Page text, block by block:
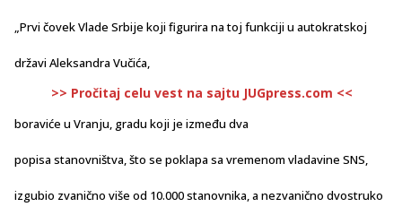
„Prvi čovek Vlade Srbije koji figurira na toj funkciji u autokratskoj
državi Aleksandra Vučića,
>> Pročitaj celu vest na sajtu JUGpress.com <<
boraviće u Vranju, gradu koji je između dva
popisa stanovništva, što se poklapa sa vremenom vladavine SNS,
izgubio zvanično više od 10.000 stanovnika, a nezvanično dvostruko